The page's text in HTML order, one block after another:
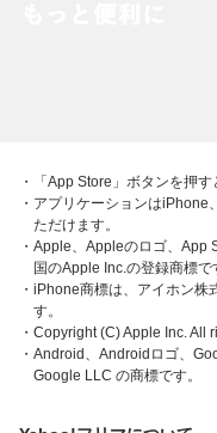
・「App Store」ボタンを押
・アプリケーションは
ただけます。
・Apple、Appleのロゴ、App
国のApple Inc.の登録商標で
・iPhone商標は、アイホン株
す。
・Copyright (C) Apple Inc. All
・Android、Androidロゴ、
Google LLC の商標です。